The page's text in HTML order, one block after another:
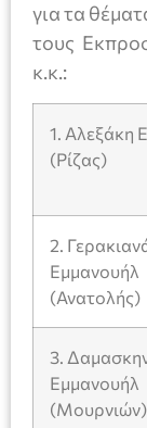
για τα
τους
κ.κ.:
1. Αλεξάκη
(Ρίζας)
2.
Εμμανουήλ
(Ανατολής)
3.
Εμμανουήλ
(Μουρνιών)